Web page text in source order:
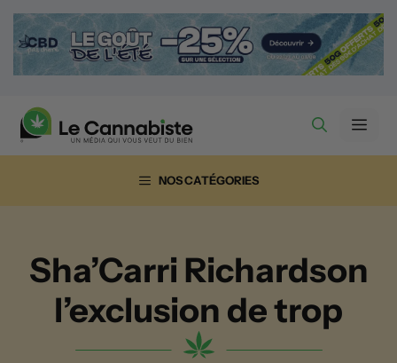
Aller
contenu
NOS CATÉGORIES
Sha’Carri Richardson
l’exclusion de trop